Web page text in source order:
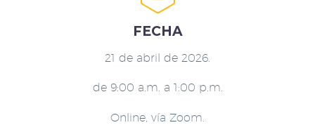
FECHA
21 de abril de 2026.
de 9:00 a.m. a 1:00 p.m.
Online, vía Zoom.